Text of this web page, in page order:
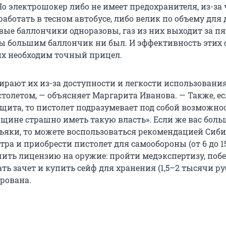
электрошокер либо не имеет предохранителя, из-за
в тесном автобусе, либо велик по объему для
баллончики одноразовы, газ из них выходит за
большим баллончик ни был. И эффективность этих
необходим точный прицел.
их из-за доступности и легкости
— объясняет Маргарита Иванова. — Также,
то пистолет подразумевает под собой
страшно иметь такую власть». Если же вас
то можете воспользоваться рекомендацией
и приобрести пистолет для самообороны (от 6 до
лицензию на оружие: пройти медэкспертизу,
зачет и купить сейф для хранения (1,5–2 тысячи